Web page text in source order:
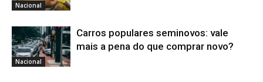
Nacional
Nacional
Carros populares seminovos: vale
mais a pena do que comprar novo?